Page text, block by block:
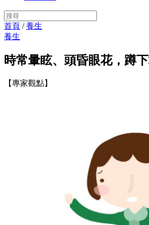
首頁 /養生
養生
時常暈眩、頭昏眼花，蹲
【專家觀點】